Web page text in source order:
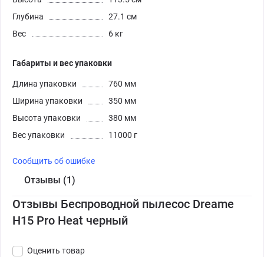
Глубина
27.1 см
Вес
6 кг
Габариты и вес упаковки
Длина упаковки
760 мм
Ширина упаковки
350 мм
Высота упаковки
380 мм
Вес упаковки
11000 г
Сообщить об ошибке
Отзывы (1)
Отзывы Беспроводной пылесос Dreame
H15 Pro Heat черный
Оценить товар